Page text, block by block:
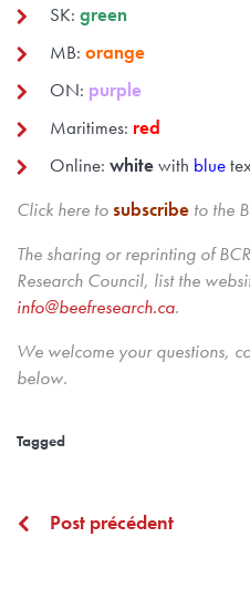
SK: green
MB: orange
ON: purple
Maritimes: red
Online: whitewith blue
Click here tosubscribe to the
The sharing or reprinting of
Research Council, list the
info@beefresearch.ca.
We welcome your questions,
below.
Post précédent